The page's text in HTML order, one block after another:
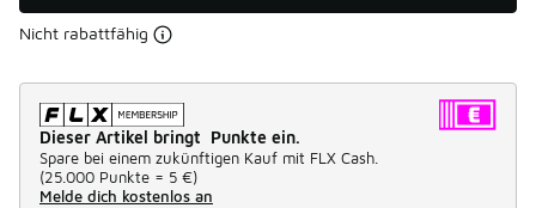
Nicht rabattfähig
Dieser Artikel bringt Punkte ein.
Spare bei einem zukünftigen Kauf mit FLX Cash.
(25.000 Punkte = 5 €)
Melde dich kostenlos an